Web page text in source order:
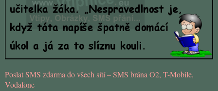
Poslat SMS zdarma do všech sítí – SMS brána O2, T-Mobile,
Vodafone